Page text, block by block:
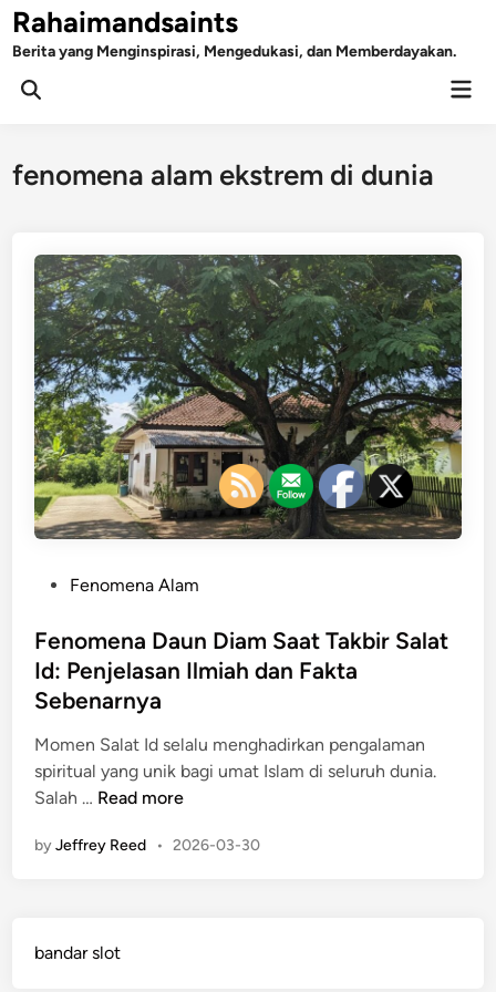
Skip
to
content
Rahaimandsaints
Berita yang Menginspirasi, Mengedukasi, dan Memberdayakan.
Open
fenomena alam ekstrem di dunia
s
t
e
d
i
n
Fenomena Alam
Fenomena Daun Diam Saat Takbir Salat
Id: Penjelasan Ilmiah dan Fakta
Sebenarnya
Momen Salat Id selalu menghadirkan pengalaman
spiritual yang unik bagi umat Islam di seluruh dunia.
Salah … F
n
n
Read more
byJeffrey Reed • 2026-03-30
bandar slot